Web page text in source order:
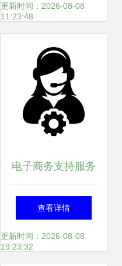
解，如何满足商务
更新时间：2026-08-08
11:23:48
电子商务支持服务
新形象 融合矢量图
标、女性操作员与
查看详情
更新时间：2026-08-08
19:23:32